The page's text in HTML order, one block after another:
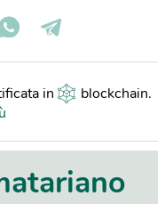
in blockchain.